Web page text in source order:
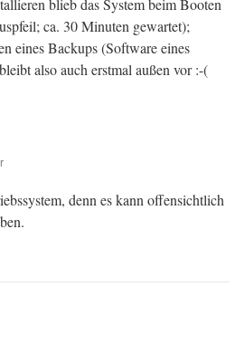
blieb das System beim Booten
ca. 30 Minuten gewartet);
eines Backups (Software eines
also auch erstmal außen vor :-(
denn es kann offensichtlich